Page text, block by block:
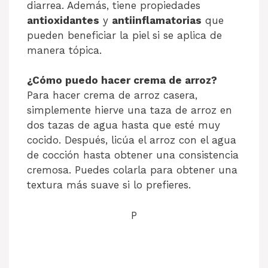
diarrea. Además, tiene propiedades
antioxidantes y antiinflamatorias que
pueden beneficiar la piel si se aplica de
manera tópica.
¿Cómo puedo hacer crema de arroz?
Para hacer crema de arroz casera,
simplemente hierve una taza de arroz en
dos tazas de agua hasta que esté muy
cocido. Después, licúa el arroz con el agua
de cocción hasta obtener una consistencia
cremosa. Puedes colarla para obtener una
textura más suave si lo prefieres.
P